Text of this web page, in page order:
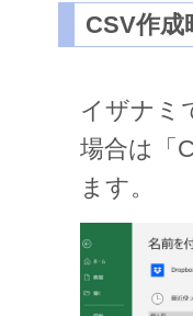
CSV作成
イザナミ
場合は「
ます。